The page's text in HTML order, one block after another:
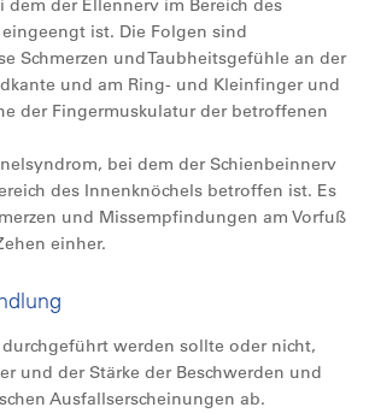
dem der Ellennerv im Bereich des
ist. Die Folgen sind
Schmerzen und Taubheitsgefühle an der
und am Ring- und Kleinfinger und
der Fingermuskulatur der betroffenen
bei dem der Schienbeinnerv
des Innenknöchels betroffen ist. Es
und Missempfindungen am Vorfuß
einher.
werden sollte oder nicht,
und der Stärke der Beschwerden und
Ausfallserscheinungen ab.